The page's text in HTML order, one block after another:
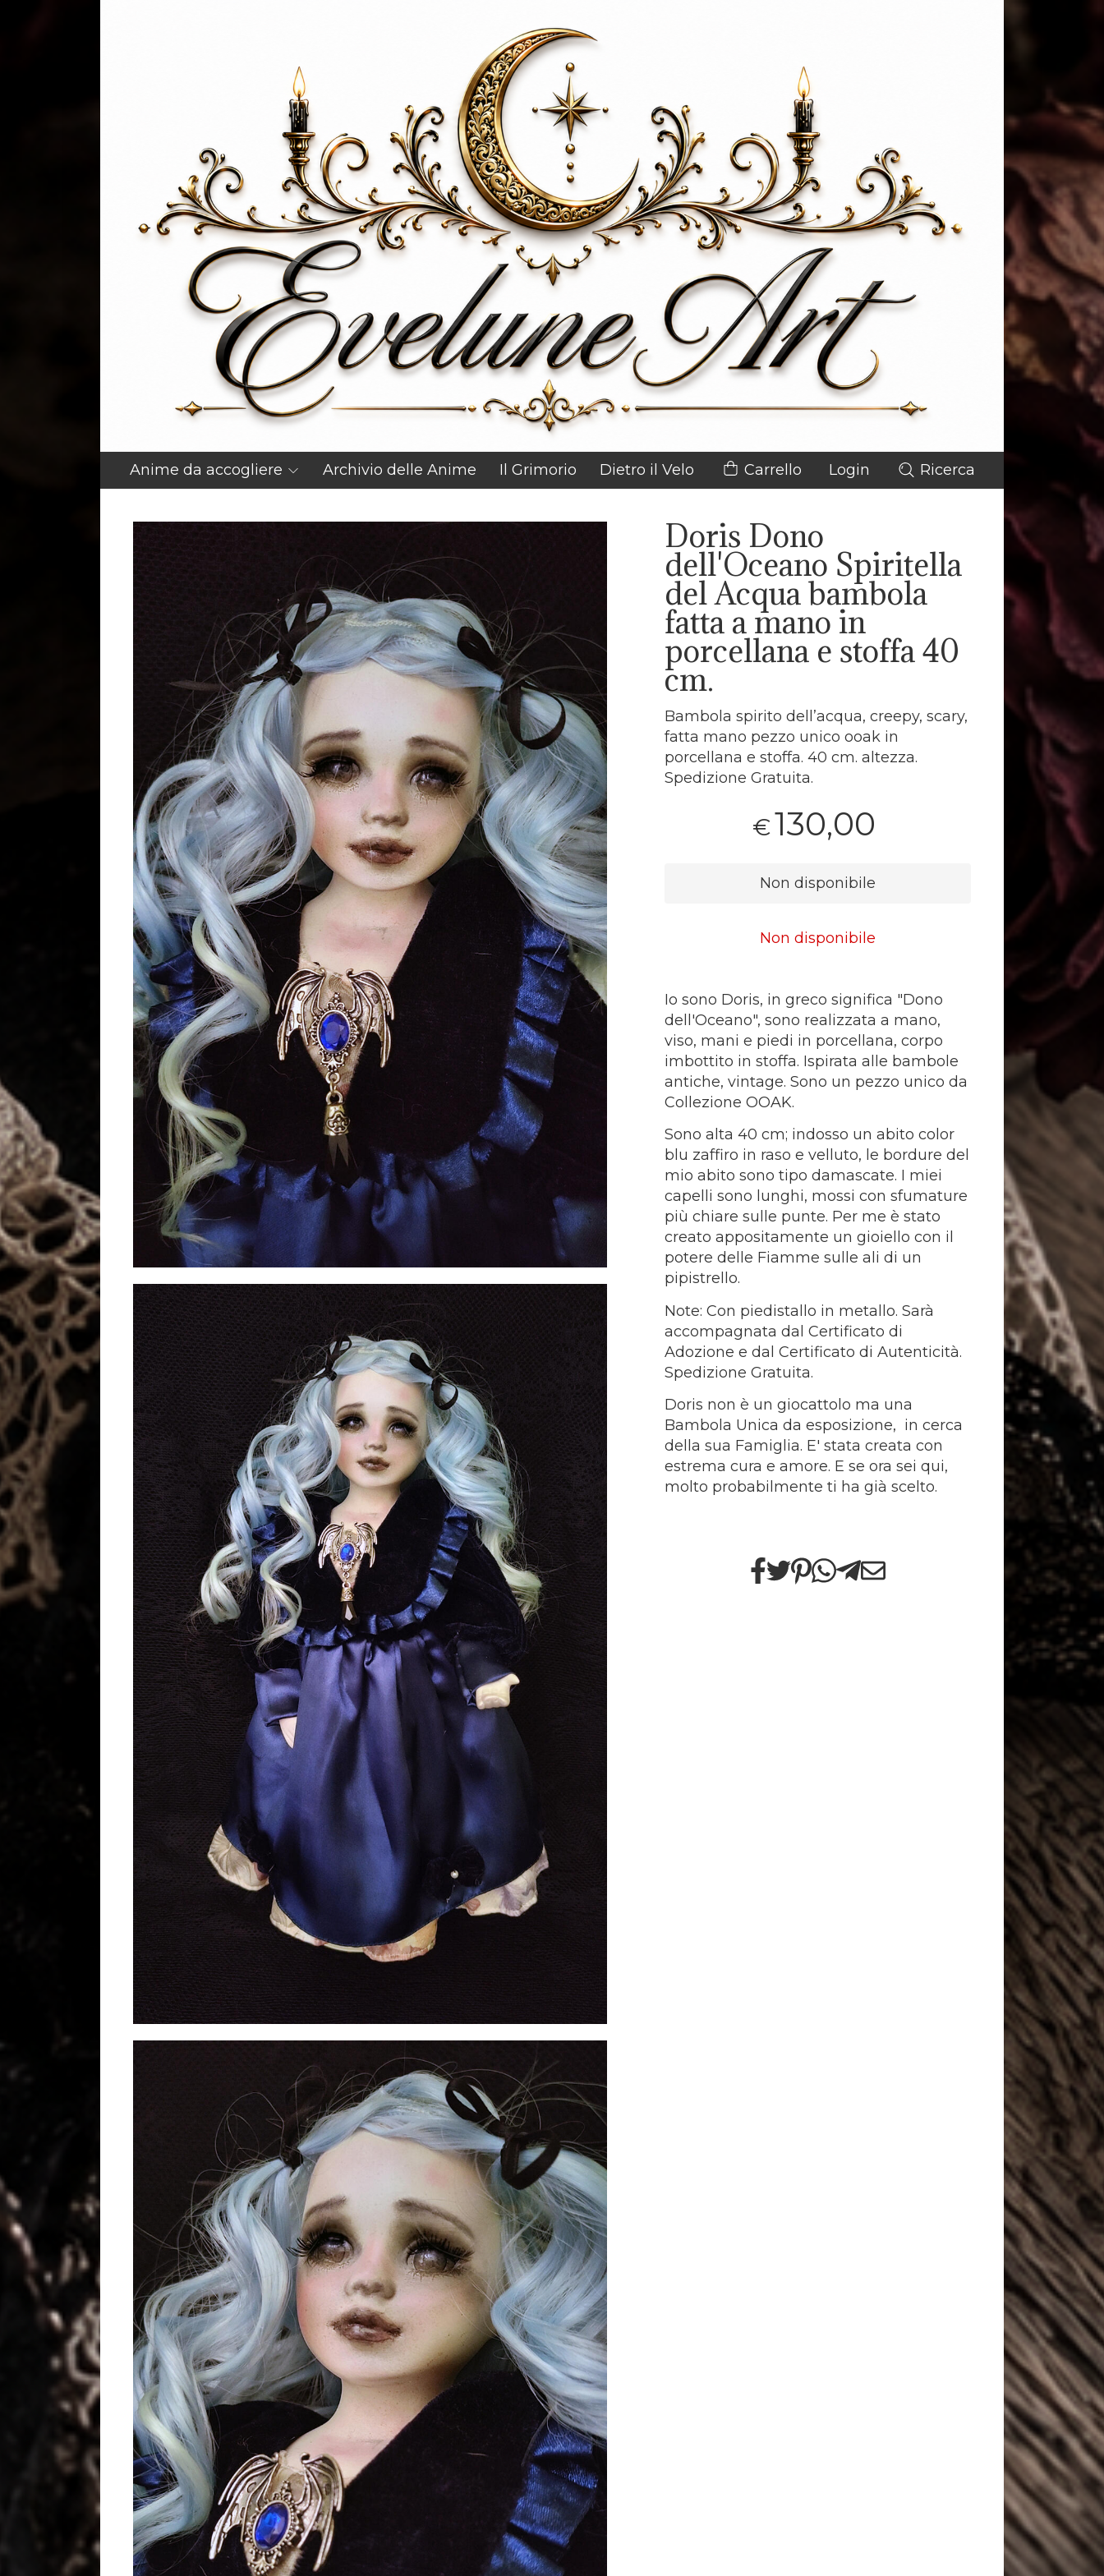
Anime da accogliere Archivio delle Anime Il Grimorio Dietro il Velo Carrello Login Ricerca
Doris Dono
dell'Oceano Spiritella
del Acqua bambola
fatta a mano in
porcellana e stoffa 40
cm.
Bambola spirito dell’acqua, creepy, scary,
fatta mano pezzo unico ooak in
porcellana e stoffa. 40 cm. altezza.
Spedizione Gratuita.
€130,00
Non disponibile
Non disponibile
Io sono Doris, in greco significa "Dono
dell'Oceano", sono realizzata a mano,
viso, mani e piedi in porcellana, corpo
imbottito in stoffa. Ispirata alle bambole
antiche, vintage. Sono un pezzo unico da
Collezione OOAK.
Sono alta 40 cm; indosso un abito color
blu zaffiro in raso e velluto, le bordure del
mio abito sono tipo damascate. I miei
capelli sono lunghi, mossi con sfumature
più chiare sulle punte. Per me è stato
creato appositamente un gioiello con il
potere delle Fiamme sulle ali di un
pipistrello.
Note: Con piedistallo in metallo. Sarà
accompagnata dal Certificato di
Adozione e dal Certificato di Autenticità.
Spedizione Gratuita.
Doris non è un giocattolo ma una
Bambola Unica da esposizione, in cerca
della sua Famiglia. E' stata creata con
estrema cura e amore. E se ora sei qui,
molto probabilmente ti ha già scelto.